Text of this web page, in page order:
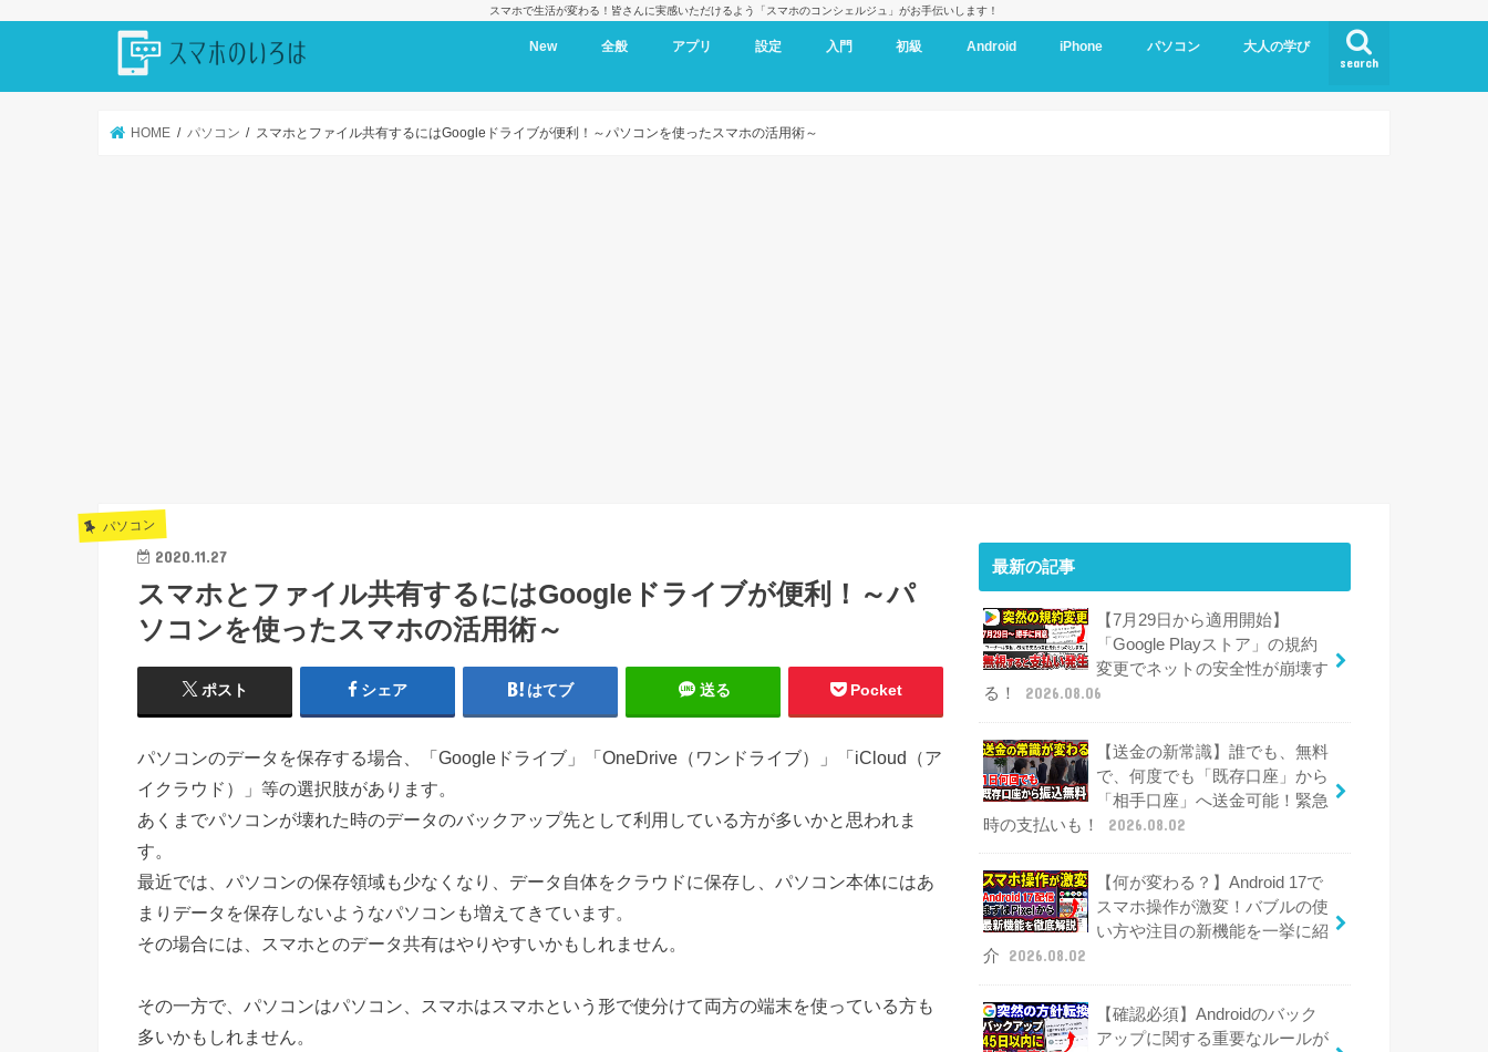
スマホで生活が変わる！皆さんに実感いただけるよう「スマホのコンシェルジュ」がお手伝いします！
search
New 全般 アプリ 設定 入門 初級 Android iPhone パソコン 大人の学び
HOME パソコン スマホとファイル共有するにはGoogleドライブが便利！～パソコンを使ったスマホの活用術～
パソコン
2020.11.27
スマホとファイル共有するにはGoogleドライブが便利！～パ
ソコンを使ったスマホの活用術～
ポスト シェア はてブ 送る Pocket
パソコンのデータを保存する場合、「Googleドライブ」「OneDrive（ワンドライブ）」「iCloud（ア
イクラウド）」等の選択肢があります。
あくまでパソコンが壊れた時のデータのバックアップ先として利用している方が多いかと思われま
す。
最近では、パソコンの保存領域も少なくなり、データ自体をクラウドに保存し、パソコン本体にはあ
まりデータを保存しないようなパソコンも増えてきています。
その場合には、スマホとのデータ共有はやりやすいかもしれません。
その一方で、パソコンはパソコン、スマホはスマホという形で使分けて両方の端末を使っている方も
多いかもしれません。
最新の記事
【7月29日から適用開始】
「Google Playストア」の規約
変更でネットの安全性が崩壊す
る！
2026.08.06
【送金の新常識】誰でも、無料
で、何度でも「既存口座」から
「相手口座」へ送金可能！緊急
時の支払いも！
2026.08.02
【何が変わる？】Android 17で
スマホ操作が激変！バブルの使
い方や注目の新機能を一挙に紹
介
2026.08.02
【確認必須】Androidのバック
アップに関する重要なルールが